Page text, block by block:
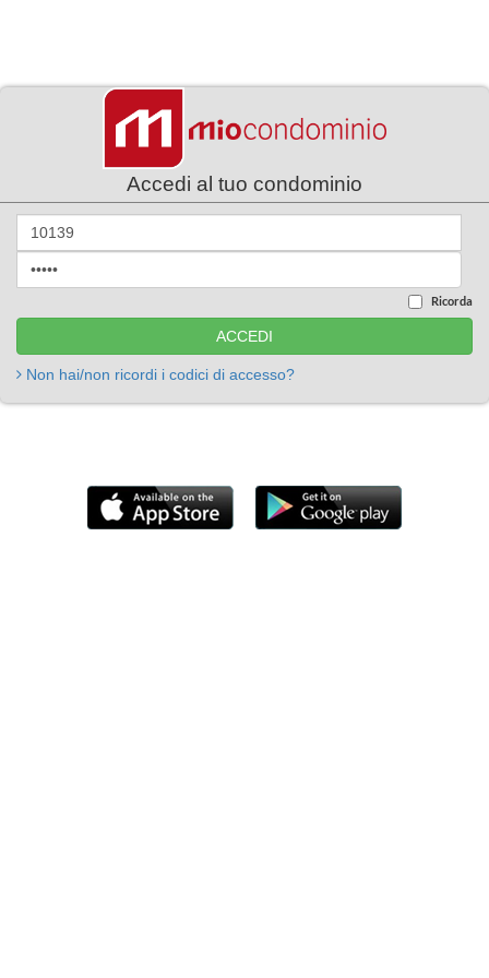
Accedi al tuo condominio
Ricorda
Non hai/non ricordi i codici di accesso?